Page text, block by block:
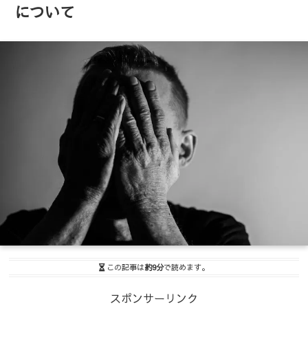
について
この記事は約9分で読めます。
スポンサーリンク